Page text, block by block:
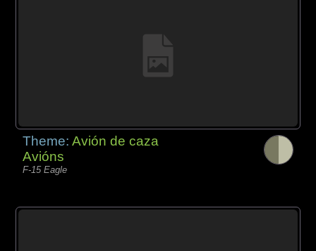
Theme:Avión de caza
Avións
F-15 Eagle